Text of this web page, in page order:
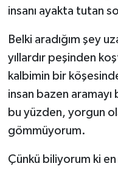
insanı ayakta tutan
Belki aradığım şey
yıllardır peşinden
kalbimin bir
insan bazen aramayı
bu yüzden, yorgun
gömmüyorum.
Çünkü biliyorum ki